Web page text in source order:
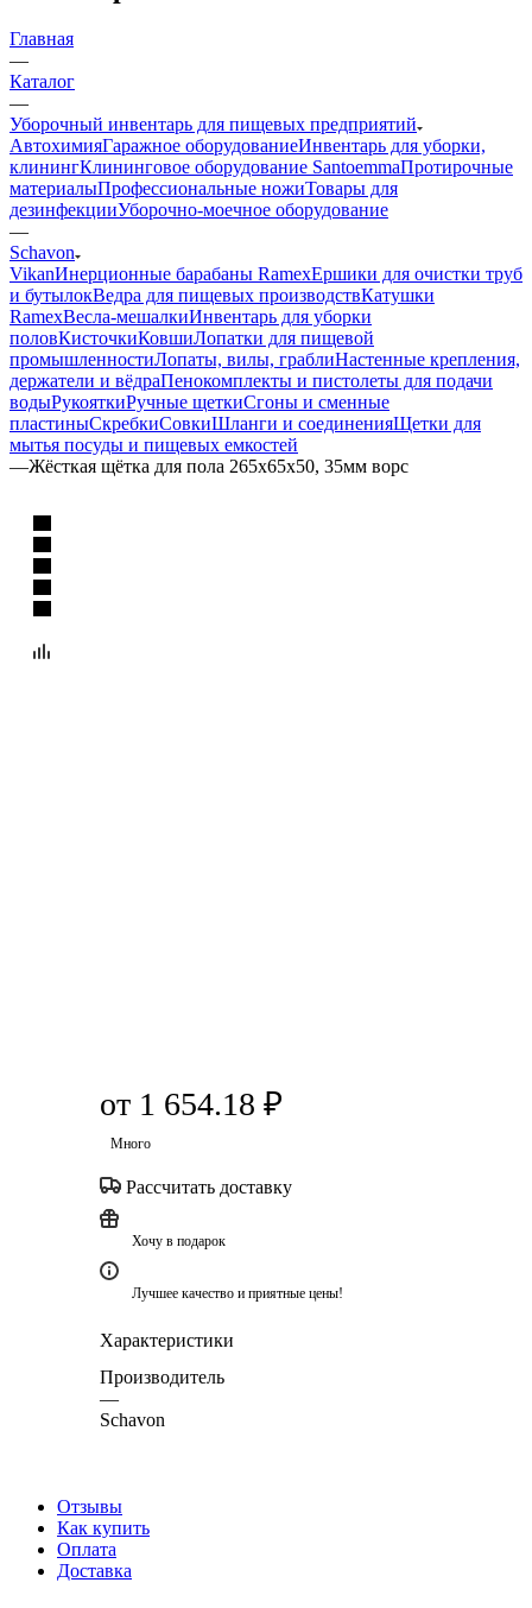
Главная
—
Каталог
—
Уборочный инвентарь для пищевых предприятий
АвтохимияГаражное оборудованиеИнвентарь для уборки,
клинингКлининговое оборудование SantoemmaПротирочные
материалыПрофессиональные ножиТовары для
дезинфекцииУборочно-моечное оборудование
—
Schavon
VikanИнерционные барабаны RamexЕршики для очистки труб
и бутылокВедра для пищевых производствКатушки
RamexВесла-мешалкиИнвентарь для уборки
половКисточкиКовшиЛопатки для пищевой
промышленностиЛопаты, вилы, граблиНастенные крепления,
держатели и вёдраПенокомплекты и пистолеты для подачи
водыРукояткиРучные щеткиСгоны и сменные
пластиныСкребкиСовкиШланги и соединенияЩетки для
мытья посуды и пищевых емкостей
—Жёсткая щётка для пола 265х65х50, 35мм ворс
от 1 654.18 ₽
Много
Рассчитать доставку
Хочу в подарок
Лучшее качество и приятные цены!
Характеристики
Производитель
—
Schavon
Отзывы
Как купить
Оплата
Доставка